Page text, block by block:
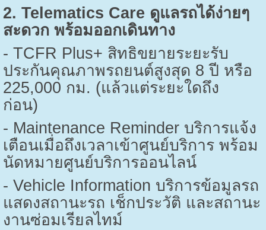
2. Telematics Care ดูแลรถได้ง่ายๆ
สะดวก พร้อมออกเดินทาง
- TCFR Plus+ สิทธิขยายระยะรับ
ประกันคุณภาพรถยนต์สูงสุด 8 ปี หรือ
225,000 กม. (แล้วแต่ระยะใดถึง
ก่อน)
- Maintenance Reminder บริการแจ้ง
เตือนเมื่อถึงเวลาเข้าศูนย์บริการ พร้อม
นัดหมายศูนย์บริการออนไลน์
- Vehicle Information บริการข้อมูลรถ
แสดงสถานะรถ เช็กประวัติ และสถานะ
งานซ่อมเรียลไทม์